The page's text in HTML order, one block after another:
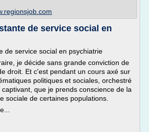
de service social en
de service social en psychiatrie
je décide sans grande conviction de
droit. Et c'est pendant un cours axé sur
politiques et sociales, orchestré
que je prends conscience de la
sociale de certaines populations.